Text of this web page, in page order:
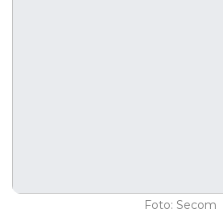
Foto: Secom